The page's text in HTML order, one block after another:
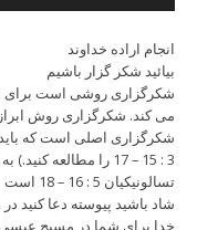
انجام اراده خداوند
بیائید شکر گزار باشیم
شکرگزاری روشی است برای
می کند. شکرگزاری روش
شکرگزاری اصلی است که باید
3 : 15 – 17 را مطالعه
تسالونیکیان 5 : 16 – 18 است
خدا برای شما در مسیح عیسی